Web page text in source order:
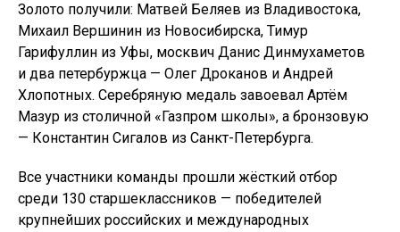
Золото получили: Матвей Беляев из Владивостока,
Михаил Вершинин из Новосибирска, Тимур
Гарифуллин из Уфы, москвич Данис Динмухаметов
и два петербуржца — Олег Дроканов и Андрей
Хлопотных. Серебряную медаль завоевал Артём
Мазур из столичной «Газпром школы», а бронзовую
— Константин Сигалов из Санкт-Петербурга.
Все участники команды прошли жёсткий отбор
среди 130 старшеклассников — победителей
крупнейших российских и международных